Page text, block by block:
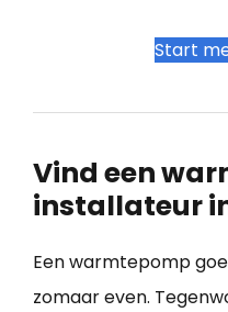
Start
Vind een
installateur
Een warmtepomp
zomaar even.